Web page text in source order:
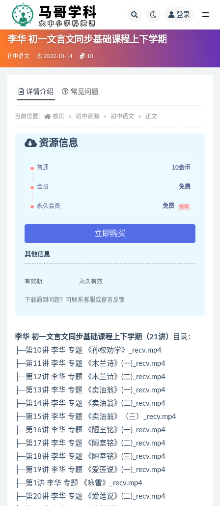
登录
李华 初一文言文同步基础课程上下学期
初中语文 2022-10-14 10
详情介绍 常见问题
当前位置： 首页 初中资源 初中语文 正文
资源信息
普通 10金币
会员 免费
永久会员 免费 推荐
立即购买
其他信息
有效期 永久有效
下载遇到问题？可联系客服或留言反馈
李华 初一文言文同步基础课程上下学期（21讲）
目录：
├─第10讲 李华 专题 《孙权劝学》_recv.mp4
├─第11讲 李华 专题 《木兰诗》(一)_recv.mp4
├─第12讲 李华 专题 《木兰诗》(二)_recv.mp4
├─第13讲 李华 专题 《卖油翁》(一)_recv.mp4
├─第14讲 李华 专题 《卖油翁》(二)_recv.mp4
├─第15讲 李华 专题 《卖油翁》（三）_recv.mp4
├─第16讲 李华 专题 《陋室铭》(一)_recv.mp4
├─第17讲 李华 专题 《陋室铭》(二)_recv.mp4
├─第18讲 李华 专题 《陋室铭》(三)_recv.mp4
├─第19讲 李华 专题 《爱莲说》(一)_recv.mp4
├─第1讲 李华 专题 《咏雪》_recv.mp4
├─第20讲 李华 专题 《爱莲说》(二)_recv.mp4
全部